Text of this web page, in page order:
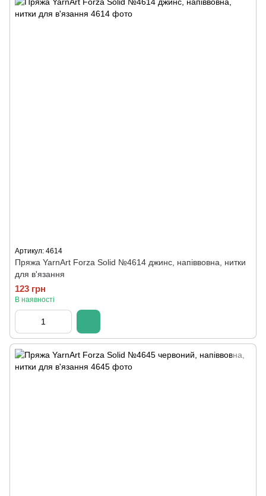
Артикул: 4614
Пряжа YarnArt Forza Solid №4614 джинс, напіввовна, нитки
для в'язання
123 грн
В наявності